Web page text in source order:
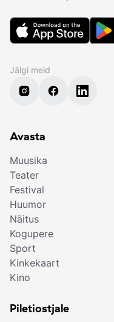
Jälgi meid
Avasta
Muusika
Teater
Festival
Huumor
Näitus
Kogupere
Sport
Kinkekaart
Kino
Piletiostjale